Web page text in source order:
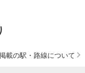
載の駅・路線について